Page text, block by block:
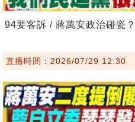
94要客訴 / 蔣萬安政治碰瓷
直播時間：2026/07/29 12:30